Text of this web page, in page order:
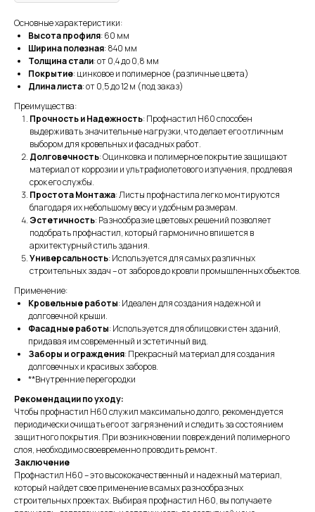
Основные характеристики:
Высота профиля: 60 мм
Ширина полезная: 840 мм
Толщина стали: от 0,4 до 0,8 мм
Покрытие: цинковое и полимерное (различные цвета)
Длина листа: от 0,5 до 12 м (под заказ)
Преимущества:
Прочность и Надежность: Профнастил H60 способен
выдерживать значительные нагрузки, что делает его отличным
выбором для кровельных и фасадных работ.
Долговечность: Оцинковка и полимерное покрытие защищают
материал от коррозии и ультрафиолетового излучения, продлевая
срок его службы.
Простота Монтажа: Листы профнастила легко монтируются
благодаря их небольшому весу и удобным размерам.
Эстетичность: Разнообразие цветовых решений позволяет
подобрать профнастил, который гармонично впишется в
архитектурный стиль здания.
Универсальность: Используется для самых различных
строительных задач – от заборов до кровли промышленных объектов.
Применение:
Кровельные работы: Идеален для создания надежной и
долговечной крыши.
Фасадные работы: Используется для облицовки стен зданий,
придавая им современный и эстетичный вид.
Заборы и ограждения: Прекрасный материал для создания
долговечных и красивых заборов.
**Внутренние перегородки
Рекомендации по уходу:
Чтобы профнастил H60 служил максимально долго, рекомендуется
периодически очищать его от загрязнений и следить за состоянием
защитного покрытия. При возникновении повреждений полимерного
слоя, необходимо своевременно проводить ремонт.
Заключение
Профнастил Н60 – это высококачественный и надежный материал,
который найдет свое применение в самых разнообразных
строительных проектах. Выбирая профнастил Н60, вы получаете